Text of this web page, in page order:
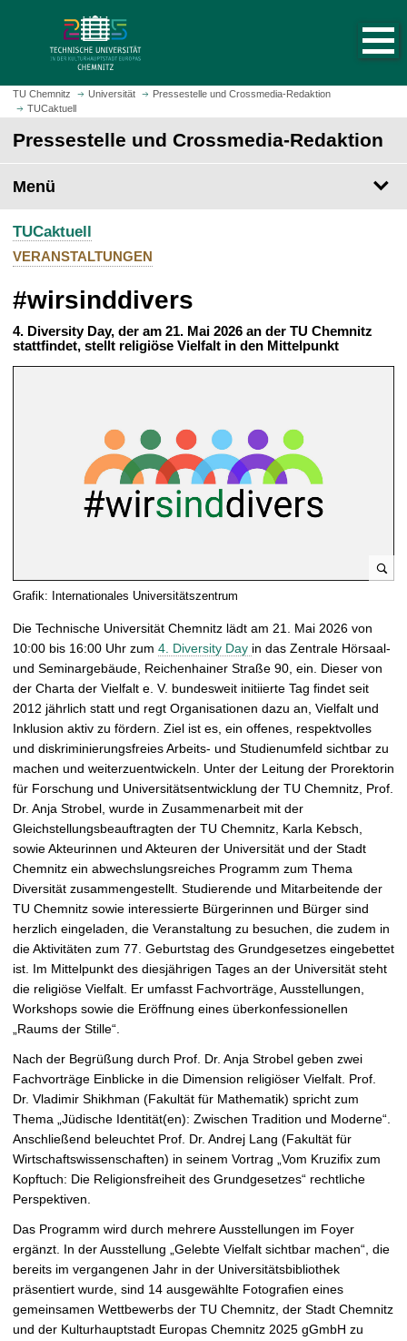
m
H
t
s
i
e
a
u
f
r
u
e
n
TU Chemnitz Universität
Pressestelle und Crossmedia-Redaktion
TUCaktuell
Pressestelle und Crossmedia-Redaktion
Menü
TUCaktuell
VERANSTALTUNGEN
#wirsinddivers
4. Diversity Day, der am 21. Mai 2026 an der TU Chemnitz
stattfindet, stellt religiöse Vielfalt in den Mittelpunkt
l
d
v
e
r
g
r
ö
ß
e
r
n
Grafik: Internationales Universitätszentrum
Die Technische Universität Chemnitz lädt am 21. Mai 2026 von
10:00 bis 16:00 Uhr zum 4. Diversity Day in das Zentrale Hörsaal-
und Seminargebäude, Reichenhainer Straße 90, ein. Dieser von
der Charta der Vielfalt e. V. bundesweit initiierte Tag findet seit
2012 jährlich statt und regt Organisationen dazu an, Vielfalt und
Inklusion aktiv zu fördern. Ziel ist es, ein offenes, respektvolles
und diskriminierungsfreies Arbeits- und Studienumfeld sichtbar zu
machen und weiterzuentwickeln. Unter der Leitung der Prorektorin
für Forschung und Universitätsentwicklung der TU Chemnitz, Prof.
Dr. Anja Strobel, wurde in Zusammenarbeit mit der
Gleichstellungsbeauftragten der TU Chemnitz, Karla Kebsch,
sowie Akteurinnen und Akteuren der Universität und der Stadt
Chemnitz ein abwechslungsreiches Programm zum Thema
Diversität zusammengestellt. Studierende und Mitarbeitende der
TU Chemnitz sowie interessierte Bürgerinnen und Bürger sind
herzlich eingeladen, die Veranstaltung zu besuchen, die zudem in
die Aktivitäten zum 77. Geburtstag des Grundgesetzes eingebettet
ist. Im Mittelpunkt des diesjährigen Tages an der Universität steht
die religiöse Vielfalt. Er umfasst Fachvorträge, Ausstellungen,
Workshops sowie die Eröffnung eines überkonfessionellen
„Raums der Stille“.
Nach der Begrüßung durch Prof. Dr. Anja Strobel geben zwei
Fachvorträge Einblicke in die Dimension religiöser Vielfalt. Prof.
Dr. Vladimir Shikhman (Fakultät für Mathematik) spricht zum
Thema „Jüdische Identität(en): Zwischen Tradition und Moderne“.
Anschließend beleuchtet Prof. Dr. Andrej Lang (Fakultät für
Wirtschaftswissenschaften) in seinem Vortrag „Vom Kruzifix zum
Kopftuch: Die Religionsfreiheit des Grundgesetzes“ rechtliche
Perspektiven.
Das Programm wird durch mehrere Ausstellungen im Foyer
ergänzt. In der Ausstellung „Gelebte Vielfalt sichtbar machen“, die
bereits im vergangenen Jahr in der Universitätsbibliothek
präsentiert wurde, sind 14 ausgewählte Fotografien eines
gemeinsamen Wettbewerbs der TU Chemnitz, der Stadt Chemnitz
und der Kulturhauptstadt Europas Chemnitz 2025 gGmbH zu